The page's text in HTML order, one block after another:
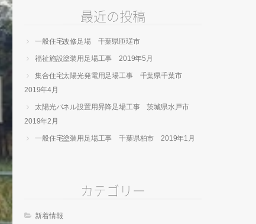
最近の投稿
一般住宅改修足場 千葉県匝瑳市
福祉施設塗装用足場工事 2019年5月
集合住宅太陽光発電用足場工事 千葉県千葉市
2019年4月
太陽光パネル設置用昇降足場工事 茨城県水戸市
2019年2月
一般住宅塗装用足場工事 千葉県柏市 2019年1月
カテゴリー
新着情報